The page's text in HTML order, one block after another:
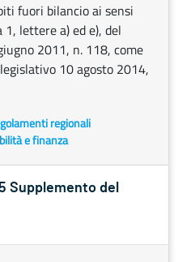
fuori bilancio ai sensi
lettere a) ed e), del
2011, n. 118, come
10 agosto 2014,
regionali
e finanza
Supplemento del